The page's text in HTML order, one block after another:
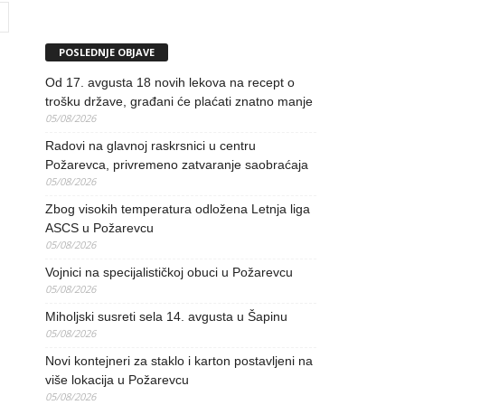
POSLEDNJE OBJAVE
Od 17. avgusta 18 novih lekova na recept o
trošku države, građani će plaćati znatno manje
05/08/2026
Radovi na glavnoj raskrsnici u centru
Požarevca, privremeno zatvaranje saobraćaja
05/08/2026
Zbog visokih temperatura odložena Letnja liga
ASCS u Požarevcu
05/08/2026
Vojnici na specijalističkoj obuci u Požarevcu
05/08/2026
Miholjski susreti sela 14. avgusta u Šapinu
05/08/2026
Novi kontejneri za staklo i karton postavljeni na
više lokacija u Požarevcu
05/08/2026